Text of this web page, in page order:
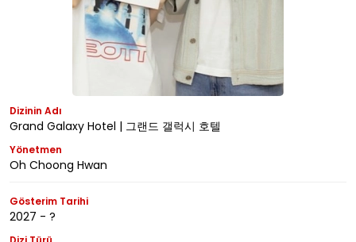
Dizinin Adı
Grand Galaxy Hotel | 그랜드 갤럭시 호텔
Yönetmen
Oh Choong Hwan
Gösterim Tarihi
2027 - ?